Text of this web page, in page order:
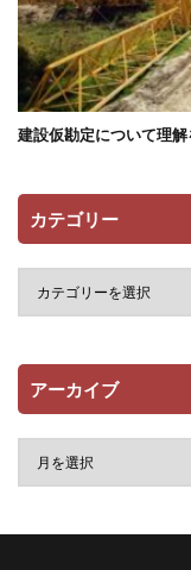
建設仮勘定について理
カテゴリー
アーカイブ